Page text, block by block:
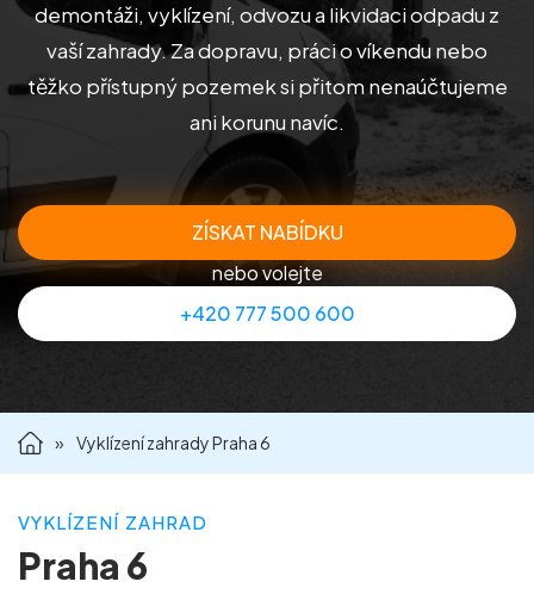
Deratizace a dezinsekce
Úklid
Příprava nemovitostí na prodej
demontáži, vyklízení, odvozu a likvidaci odpadu z
vaší zahrady. Za dopravu, práci o víkendu nebo
těžko přístupný pozemek si přitom nenaúčtujeme
ani korunu navíc.
ZÍSKAT NABÍDKU
nebo volejte
+420 777 500 600
» Vyklízení zahrady Praha 6
VYKLÍZENÍ ZAHRAD
Praha 6